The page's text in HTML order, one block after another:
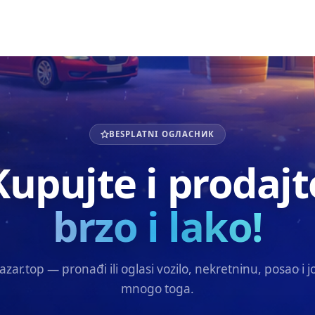
BESPLATNI OGЛАСНИК
i
brzo i lako!
— pronađi ili oglasi vozilo, nekretninu, posao i
mnogo toga.